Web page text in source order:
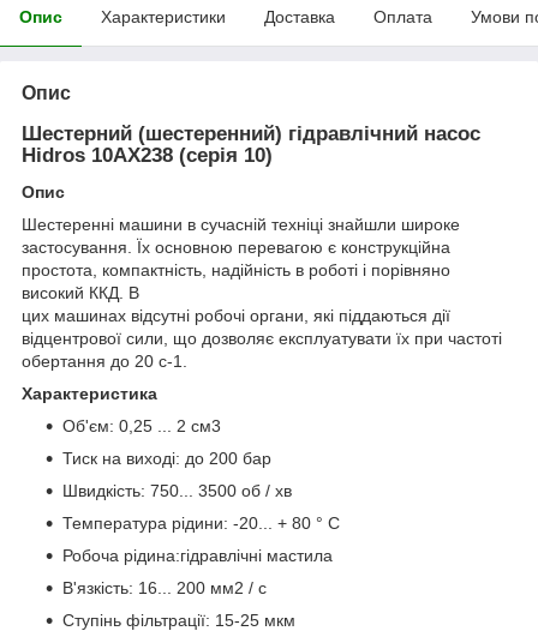
Опис Характеристики Доставка Оплата Умови
Опис
Шестерний (шестеренний) гідравлічний насос
Hidros 10АХ238 (серія 10)
Опис
Шестеренні машини в сучасній техніці знайшли широке
застосування. Їх основною перевагою є конструкційна
простота, компактність, надійність в роботі і порівняно
високий ККД. В
цих машинах відсутні робочі органи, які піддаються дії
відцентрової сили, що дозволяє експлуатувати їх при частоті
обертання до 20 с-1
Характеристика
Об'єм: 0,25 ... 2 см3
Тиск на виході: до 200 бар
Швидкість: 750... 3500 об / хв
Температура рідини: -20... + 80 ° C
Робоча рідина:гідравлічні мастила
В'язкість: 16... 200 мм2 / с
Ступінь фільтрації: 15-25 мкм